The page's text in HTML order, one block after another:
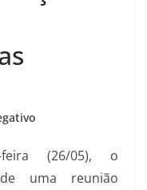
(26/05), o
de uma reunião